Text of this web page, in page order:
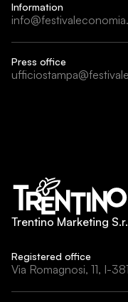
Information
Press office
Trentino Marketing
Registered office
Via Romagnosi, 11, I-